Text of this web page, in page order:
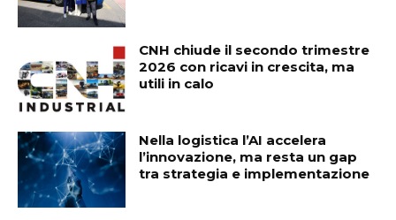
CNH chiude il secondo trimestre
2026 con ricavi in crescita, ma
utili in calo
Nella logistica l’AI accelera
l’innovazione, ma resta un gap
tra strategia e implementazione